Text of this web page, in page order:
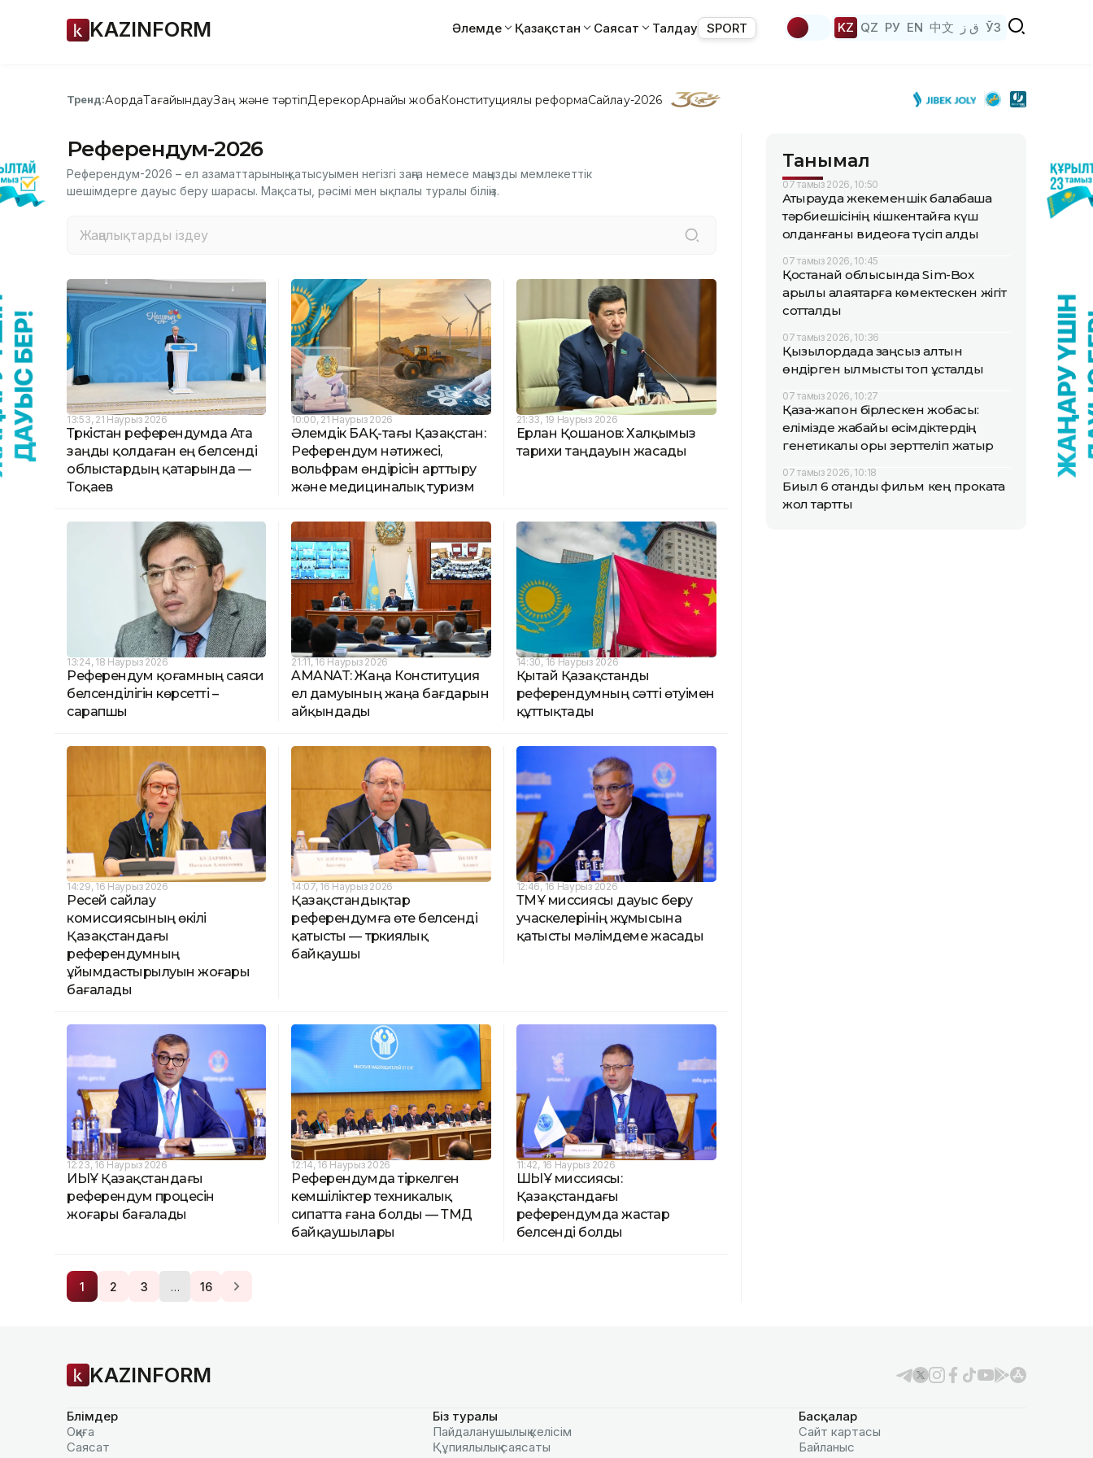
KAZINFORM Әлемде Қазақстан Саясат Талдау SPORT KZ QZ РУ EN 中文 ق ز ЎЗ
Тренд:АқордаТағайындауЗаң және тәртіпДерекқорАрнайы жобаКонституциялық реформаСайлау-2026
Референдум-2026
Референдум-2026 – ел азаматтарының қатысуымен негізгі заңға немесе маңызды мемлекеттік
шешімдерге дауыс беру шарасы. Мақсаты, рәсімі мен ықпалы туралы біліңіз.
13:53, 21 Наурыз 2026
Түркістан референдумда Ата
заңды қолдаған ең белсенді
облыстардың қатарында —
Тоқаев
10:00, 21 Наурыз 2026
Әлемдік БАҚ-тағы Қазақстан:
Референдум нәтижесі,
вольфрам өндірісін арттыру
және медициналық туризм
21:33, 19 Наурыз 2026
Ерлан Қошанов: Халқымыз
тарихи таңдауын жасады
13:24, 18 Наурыз 2026
Референдум қоғамның саяси
белсенділігін көрсетті –
сарапшы
21:11, 16 Наурыз 2026
AMANAT: Жаңа Конституция
ел дамуының жаңа бағдарын
айқындады
14:30, 16 Наурыз 2026
Қытай Қазақстанды
референдумның сәтті өтуімен
құттықтады
14:29, 16 Наурыз 2026
Ресей сайлау
комиссиясының өкілі
Қазақстандағы
референдумның
ұйымдастырылуын жоғары
бағалады
14:07, 16 Наурыз 2026
Қазақстандықтар
референдумға өте белсенді
қатысты — түркиялық
байқаушы
12:46, 16 Наурыз 2026
ТМҰ миссиясы дауыс беру
учаскелерінің жұмысына
қатысты мәлімдеме жасады
12:23, 16 Наурыз 2026
ИЫҰ Қазақстандағы
референдум процесін
жоғары бағалады
12:14, 16 Наурыз 2026
Референдумда тіркелген
кемшіліктер техникалық
сипатта ғана болды — ТМД
байқаушылары
11:42, 16 Наурыз 2026
ШЫҰ миссиясы:
Қазақстандағы
референдумда жастар
белсенді болды
1 2 3 … 16
Танымал
07 тамыз 2026, 10:50
Атырауда жекеменшік балабақша
тәрбиешісінің кішкентайға күш
қолданғаны видеоға түсіп қалды
07 тамыз 2026, 10:45
Қостанай облысында Sim-Box
арқылы алаяқтарға көмектескен жігіт
сотталды
07 тамыз 2026, 10:36
Қызылордада заңсыз алтын
өндірген қылмыстық топ ұсталды
07 тамыз 2026, 10:27
Қазақ-жапон бірлескен жобасы:
елімізде жабайы өсімдіктердің
генетикалық қоры зерттеліп жатыр
07 тамыз 2026, 10:18
Биыл 6 отандық фильм кең прокатқа
жол тартты
KAZINFORM
Бөлімдер
Оқиға
Саясат
Біз туралы
Пайдаланушылық келiciм
Құпиялылық саясаты
Басқалар
Сайт картасы
Байланыс